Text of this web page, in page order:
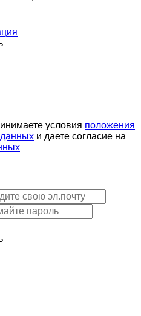
условия положения
и даете согласие на